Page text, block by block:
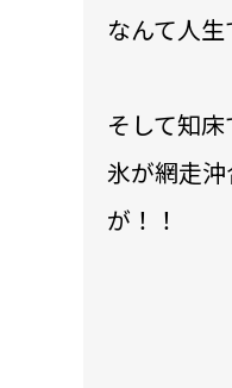
なんて人生
そして知
氷が網走
が！！